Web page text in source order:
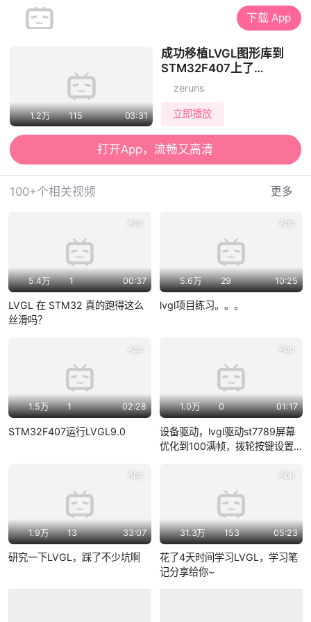
下载 App
1.2万 115 03:31
成功移植LVGL图形库到
STM32F407上了
zeruns
立即播放
打开App，流畅又高清
100+个相关视频 更多
5.4万 1 00:37
App
LVGL 在 STM32 真的跑得这么
丝滑吗？
5.6万 29 10:25
App
lvgl项目练习。。。
1.5万 1 02:28
App
STM32F407运行LVGL9.0
1.0万 0 01:17
App
设备驱动，lvgl驱动st7789屏幕
优化到100满帧，拨轮按键设置
显示SD卡剩余空间和容量，显示
esp32的CPU温度
1.9万 13 33:07
App
研究一下LVGL，踩了不少坑啊
31.3万 153 05:23
App
花了4天时间学习LVGL，学习笔
记分享给你~